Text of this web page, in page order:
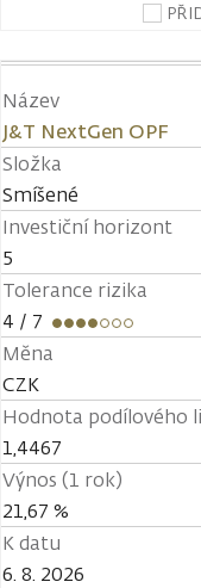
Název
J&T NextGen OPF
Složka
Smíšené
Investiční horizont
5
Tolerance rizika
4 / 7
Měna
CZK
Hodnota podílového
1,4467
Výnos (1 rok)
21,67 %
K datu
6. 8. 2026